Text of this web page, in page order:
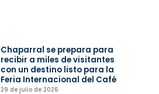
Chaparral se prepara para
recibir a miles de visitantes
con un destino listo para la
Feria Internacional del Café
29 de julio de 2026